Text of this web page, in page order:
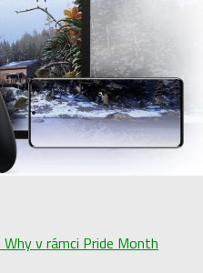
v rámci Pride Month